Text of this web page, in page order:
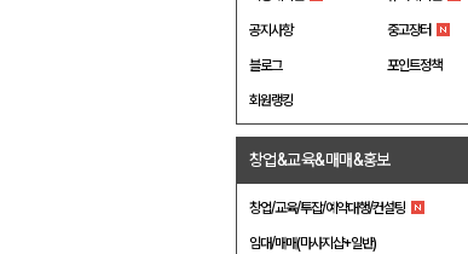
공지사항 중고장터
블로그 포인트정책
회원랭킹
창업&교육&매매&홍보
창업/교육/투잡/예약대행/컨설팅
임대/매매(마사지샵+일반)